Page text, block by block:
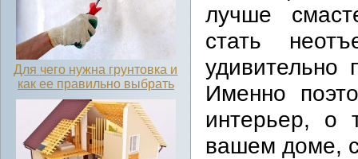
Для чего нужна грунтовка и
как ее правильно выбрать
лучше
стать
удивительно
Именно
интерьер, о
вашем доме,